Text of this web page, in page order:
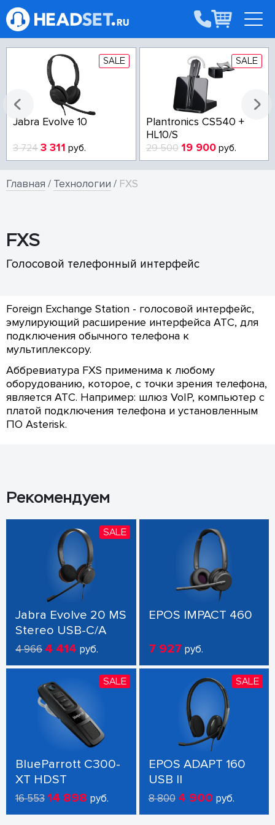
SALE
Jabra Evolve 10
3 724 3 311 руб.
SALE
Plantronics CS540 +
HL10/S
29 500 19 900руб.
Главная / Технологии / FXS
FXS
Голосовой телефонный интерфейс
Foreign Exchange Station - голосовой интерфейс,
эмулирующий расширение интерфейса АТС, для
подключения обычного телефона к
мультиплексору.
Аббревиатура FXS применима к любому
оборудованию, которое, с точки зрения телефона,
является АТС. Например: шлюз VoIP, компьютер с
платой подключения телефона и установленным
ПО Asterisk.
Рекомендуем
SALE
Jabra Evolve 20 MS
Stereo USB-C/A
4 966 4 414 руб.
EPOS IMPACT 460
7 927 руб.
SALE
BlueParrott C300-
XT HDST
16 55314 898 руб.
SALE
EPOS ADAPT 160
USB II
8 800 4 900 руб.